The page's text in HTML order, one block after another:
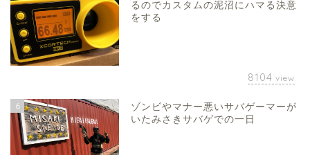
るのでカスタムの泥沼にハマる決意
をする
8104 view
6
ゾンビやマナー悪いサバゲーマーが
いたみさきサバゲでの一日